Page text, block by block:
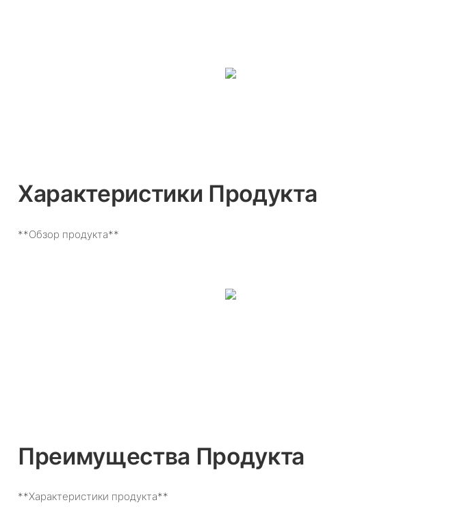
Характеристики Продукта
**Обзор продукта**
Преимущества Продукта
**Характеристики продукта**